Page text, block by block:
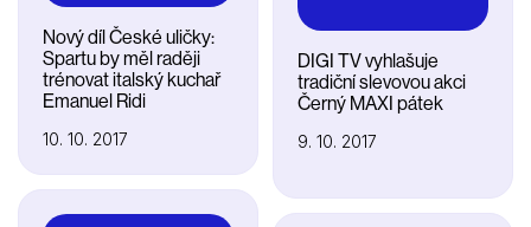
Nový díl České uličky:
Spartu by měl raději
trénovat italský kuchař
Emanuel Ridi
10. 10. 2017
DIGI TV vyhlašuje
tradiční slevovou akci
Černý MAXI pátek
9. 10. 2017